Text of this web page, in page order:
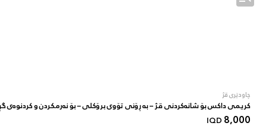
چاودێری قژ
کریمی داکس بۆ شانەکردنی قژ – بە ڕۆنی تۆوی برۆکلی – بۆ نەرمکردن و کردنوەی گڕی قژ
8,000
IQD